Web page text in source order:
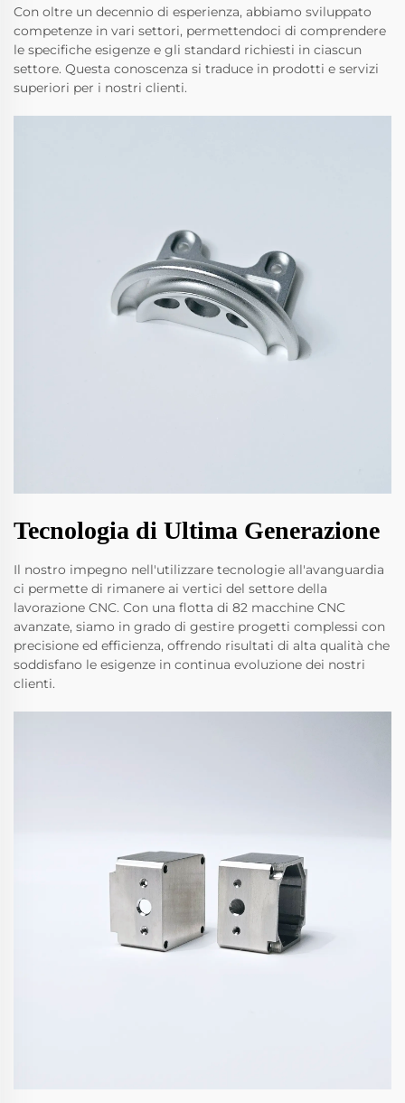
Con oltre un decennio di esperienza, abbiamo sviluppato
competenze in vari settori, permettendoci di comprendere
le specifiche esigenze e gli standard richiesti in ciascun
settore. Questa conoscenza si traduce in prodotti e servizi
superiori per i nostri clienti.
Tecnologia di Ultima Generazione
Il nostro impegno nell'utilizzare tecnologie all'avanguardia
ci permette di rimanere ai vertici del settore della
lavorazione CNC. Con una flotta di 82 macchine CNC
avanzate, siamo in grado di gestire progetti complessi con
precisione ed efficienza, offrendo risultati di alta qualità che
soddisfano le esigenze in continua evoluzione dei nostri
clienti.